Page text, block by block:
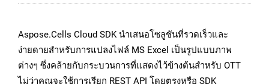
Aspose.Cells Cloud SDK นำเสนอโซลูชันที่รวดเร็วและ
ง่ายดายสำหรับการแปลงไฟล์ MS Excel เป็นรูปแบบภาพ
ต่างๆ ซึ่งคล้ายกับกระบวนการที่แสดงไว้ข้างต้นสำหรับ OTT
ไม่ว่าคุณจะใช้การเรียก REST API โดยตรงหรือ SDK